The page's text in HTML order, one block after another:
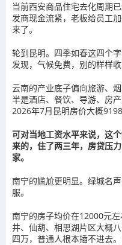
当前西安商品住宅去化周期
发商现金流紧，老板给员工
来了。
轮到昆明。四季如春这四个
发现，气候免费，别的样样收
云南的产业底子偏向旅游、
半是酒店、餐饮、导游、房
2026年7月昆明房价大概
可对当地工资水平来说，这
来的，住了两三年，房贷压
家。
南宁的尴尬更明显。绿城名
服。
南宁的房子均价在12000元
井、仙葫、相思湖片区大概
四万，普通人根本插不进去。